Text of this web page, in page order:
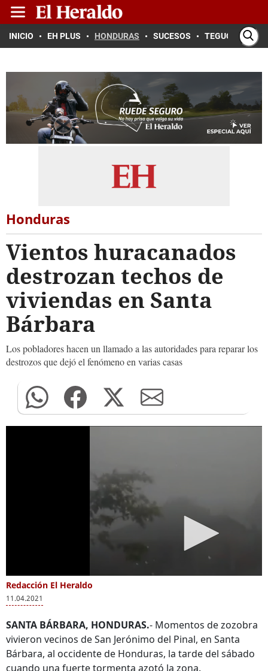
INICIO EH PLUS HONDURAS SUCESOS TEGUCIGALPA
Honduras
Vientos huracanados
destrozan techos de
viviendas en Santa
Bárbara
Los pobladores hacen un llamado a las autoridades para reparar los
destrozos que dejó el fenómeno en varias casas
Redacción El Heraldo
11.04.2021
SANTA BÁRBARA, HONDURAS.- Momentos de zozobra
vivieron vecinos de San Jerónimo del Pinal, en Santa
Bárbara, al occidente de Honduras, la tarde del sábado
cuando una fuerte tormenta azotó la zona.